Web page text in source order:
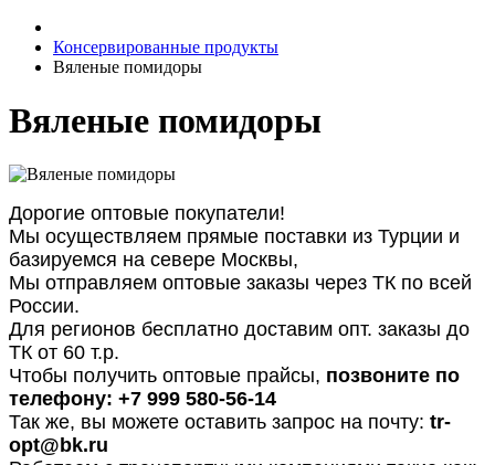
Консервированные продукты
Вяленые помидоры
Вяленые помидоры
Дорогие оптовые покупатели!
Мы осуществляем прямые поставки из Турции и
базируемся на севере Москвы,
Мы отправляем оптовые заказы через ТК по всей
России.
Для регионов бесплатно доставим опт. заказы до
ТК от 60 т.р.
Чтобы получить оптовые прайсы, позвоните по
телефону: +7 999 580-56-14
Так же, вы можете оставить запрос на почту: tr-
opt@bk.ru